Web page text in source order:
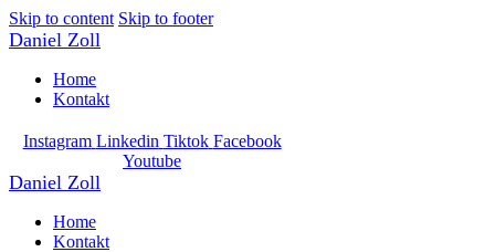
Skip to content Skip to footer
Daniel Zoll
Home
Kontakt
Instagram Linkedin Tiktok Facebook
Youtube
Daniel Zoll
Home
Kontakt